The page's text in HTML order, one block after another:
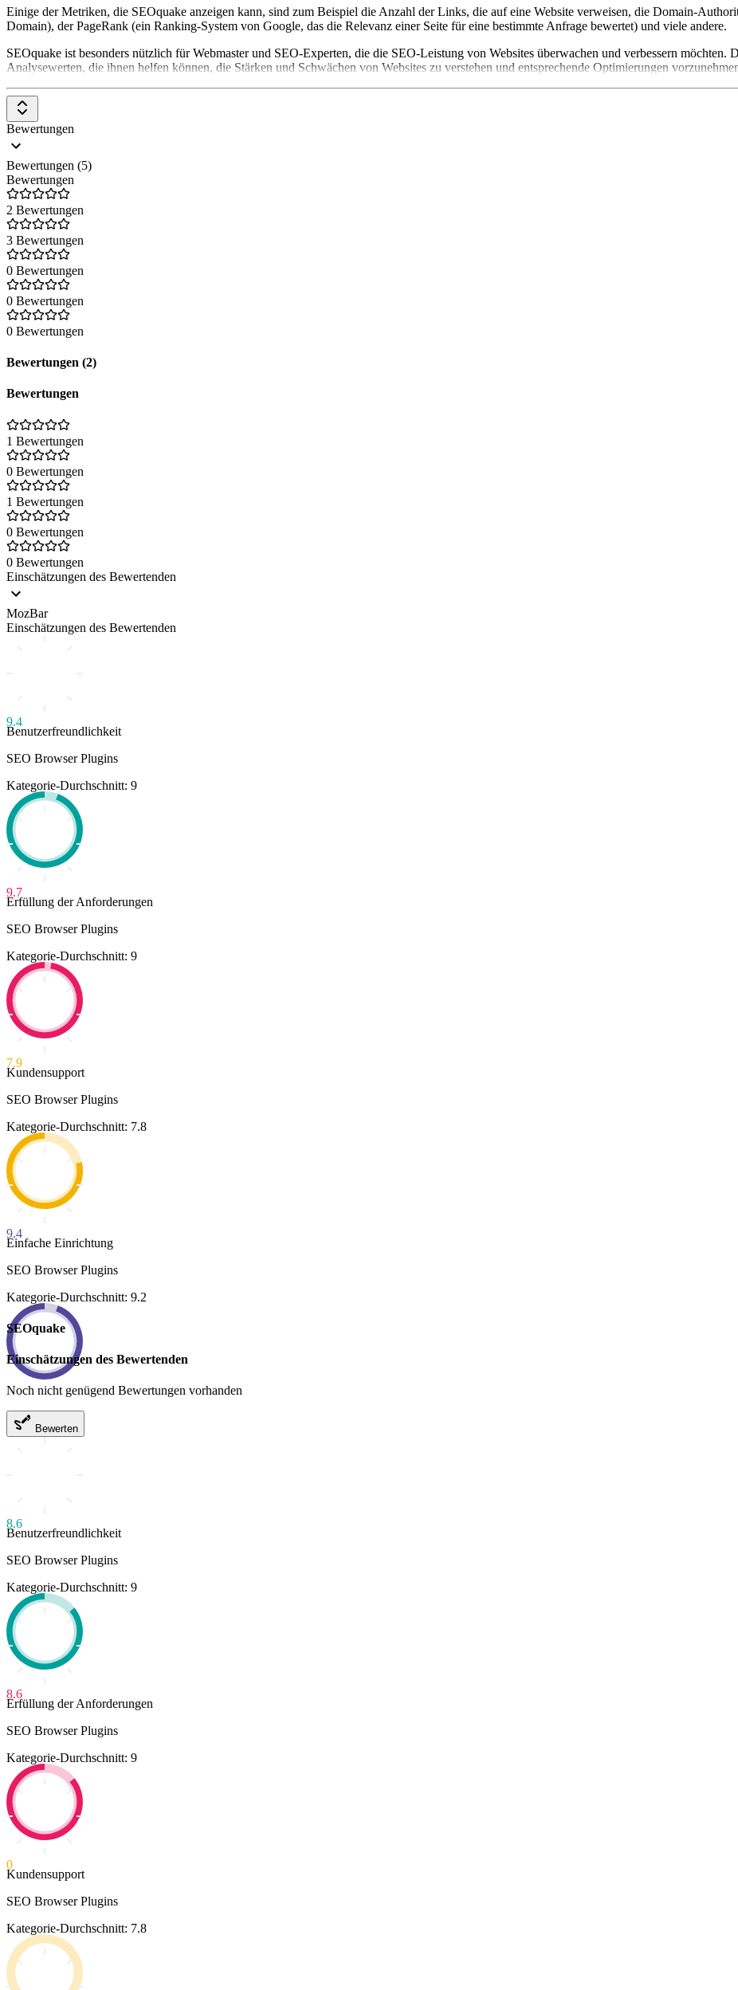
Einige der Metriken, die SEOquake anzeigen kann, sind zum Beispiel die Anzahl der Links, die auf eine Website verweisen, die Domain-
Domain), der PageRank (ein Ranking-System von Google, das die Relevanz einer Seite für eine bestimmte Anfrage bewertet) und viele andere.
SEOquake ist besonders nützlich für Webmaster und SEO-Experten, die die SEO-Leistung von Websites überwachen und verbessern
Analysewerten, die ihnen helfen können, die Stärken und Schwächen von Websites zu verstehen und entsprechende Optimierungen
Bewertungen
Bewertungen (5)
Bewertungen
2 Bewertungen
3 Bewertungen
0 Bewertungen
0 Bewertungen
0 Bewertungen
Bewertungen (2)
Bewertungen
1 Bewertungen
0 Bewertungen
1 Bewertungen
0 Bewertungen
0 Bewertungen
Einschätzungen des Bewertenden
MozBar
Einschätzungen des Bewertenden
9.4
Benutzerfreundlichkeit
SEO Browser Plugins
Kategorie-Durchschnitt: 9
9.7
Erfüllung der Anforderungen
SEO Browser Plugins
Kategorie-Durchschnitt: 9
7.9
Kundensupport
SEO Browser Plugins
Kategorie-Durchschnitt: 7.8
9.4
Einfache Einrichtung
SEO Browser Plugins
Kategorie-Durchschnitt: 9.2
SEOquake
Einschätzungen des Bewertenden
Noch nicht genügend Bewertungen vorhanden
Bewerten
8.6
Benutzerfreundlichkeit
SEO Browser Plugins
Kategorie-Durchschnitt: 9
8.6
Erfüllung der Anforderungen
SEO Browser Plugins
Kategorie-Durchschnitt: 9
0
Kundensupport
SEO Browser Plugins
Kategorie-Durchschnitt: 7.8